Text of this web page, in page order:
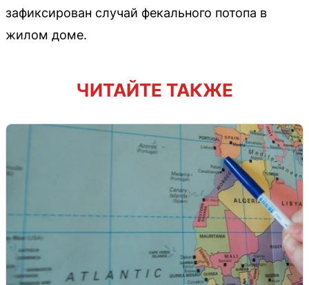
зафиксирован случай фекального потопа в
жилом доме.
ЧИТАЙТЕ ТАКЖЕ